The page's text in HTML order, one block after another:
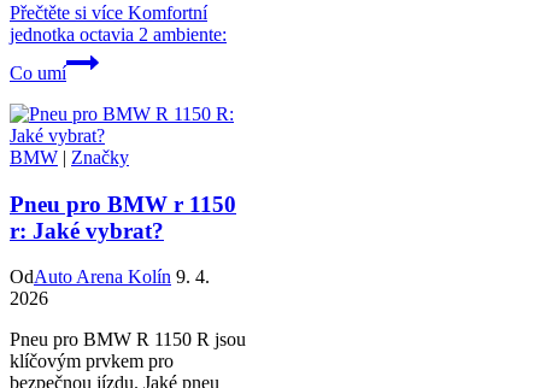
Přečtěte si více Komfortní
jednotka octavia 2 ambiente:
Co umí
BMW | Značky
Pneu pro BMW r 1150
r: Jaké vybrat?
OdAuto Arena Kolín 9. 4.
2026
Pneu pro BMW R 1150 R jsou
klíčovým prvkem pro
bezpečnou jízdu. Jaké pneu